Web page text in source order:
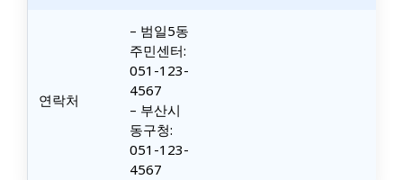
연락처
– 범일5동
주민센터:
051-123-
4567
– 부산시
동구청:
051-123-
4567